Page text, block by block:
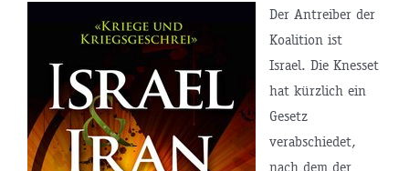
Der Antreiber der
Koalition ist
Israel. Die Knesset
hat kürzlich ein
Gesetz
verabschiedet,
nach dem der